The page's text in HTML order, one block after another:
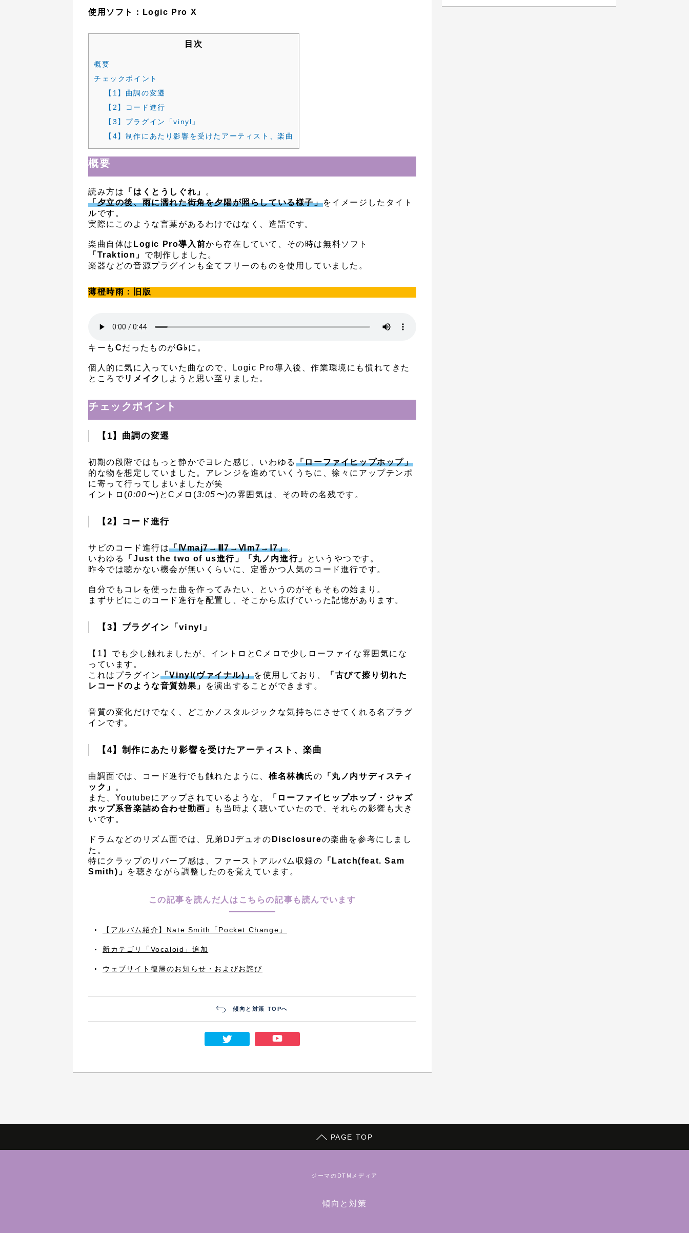
使用ソフト：Logic Pro X
目次
概要
チェックポイント
【1】曲調の変遷
【2】コード進行
【3】プラグイン「vinyl」
【4】制作にあたり影響を受けたアーティスト、楽曲
概要
読み方は 「はくとうしぐれ」
。
「夕立の後、雨に濡れた街角を夕陽が照らしている様子」をイメージしたタイト
ルです。
実際にこのような言葉があるわけではなく、造語です。
楽曲自体は Logic Pro導入前から存在していて、その時は無料ソフト
「Traktion」 で制作しました。
楽器などの音源プラグインも全てフリーのものを使用していました。
薄橙時雨：旧版
キーも CだったものがG♭に。
個人的に気に入っていた曲なので、Logic Pro導入後、作業環境にも慣れてきた
ところでリメイク しようと思い至りました。
チェックポイント
【1】曲調の変遷
初期の段階ではもっと静かでヨレた感じ、いわゆる 「ローファイヒップホップ」
的な物を想定していました。アレンジを進めていくうちに、徐々にアップテンポ
に寄って行ってしまいましたが笑
イントロ(0:00〜)とCメロ(3:05〜)の雰囲気は、その時の名残です。
【2】コード進行
サビのコード進行は「Ⅳmaj7→Ⅲ7→Ⅵm7→Ⅰ7」。
いわゆる
「Just the two of us進行」「丸ノ内進行」
というやつです。
昨今では聴かない機会が無いくらいに、定番かつ人気のコード進行です。
自分でもコレを使った曲を作ってみたい、というのがそもそもの始まり。
まずサビにこのコード進行を配置し、そこから広げていった記憶があります。
【3】プラグイン「vinyl」
【1】でも少し触れましたが、イントロとCメロで少しローファイな雰囲気にな
っています。
これはプラグイン「Vinyl(ヴァイナル)」を使用しており、
「古びて擦り切れた
レコードのような音質効果」
を演出することができます。
音質の変化だけでなく、どこかノスタルジックな気持ちにさせてくれる名プラグ
インです。
【4】制作にあたり影響を受けたアーティスト、楽曲
曲調面では、コード進行でも触れたように、 椎名林檎氏の 「丸ノ内サディスティ
ック」
。
また、Youtubeにアップされているような、
「ローファイヒップホップ・ジャズ
ホップ系音楽詰め合わせ動画」
も当時よく聴いていたので、それらの影響も大き
いです。
ドラムなどのリズム面では、兄弟DJデュオの Disclosureの楽曲を参考にしまし
た。
特にクラップのリバーブ感は、ファーストアルバム収録の 「Latch(feat. Sam
Smith)」
を聴きながら調整したのを覚えています。
この記事を読んだ人はこちらの記事も読んでいます
【アルバム紹介】Nate Smith「Pocket Change」
新カテゴリ「Vocaloid」追加
ウェブサイト復帰のお知らせ・およびお詫び
傾向と対策 TOPへ
動画 29 蒼子バンド 9
PAGE TOP
ジーマのDTMメディア
傾向と対策